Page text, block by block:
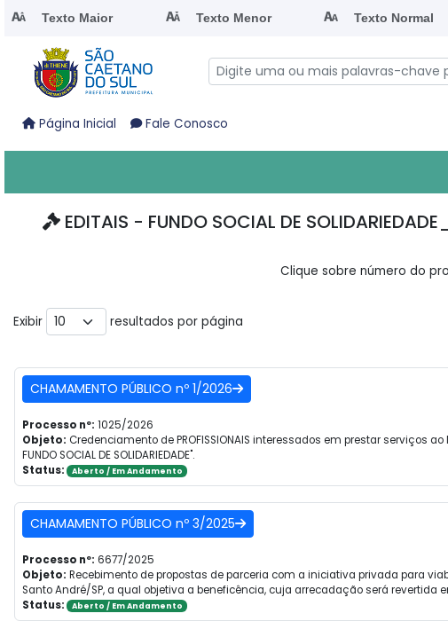
Texto Maior Texto Menor Texto Normal
Página Inicial Fale Conosco
EDITAIS - FUNDO SOCIAL DE
Clique sobre número do
Exibir resultados por página
CHAMAMENTO PÚBLICO nº 1/2026
Processo nº: 1025/2026
Objeto: Credenciamento de PROFISSIONAIS interessados em prestar serviços
FUNDO SOCIAL DE SOLIDARIEDADE".
Status:
Aberto / Em Andamento
CHAMAMENTO PÚBLICO nº 3/2025
Processo nº: 6677/2025
Objeto: Recebimento de propostas de parceria com a iniciativa privada para
Santo André/SP, a qual objetiva a beneficência, cuja arrecadação será
Status:
Aberto / Em Andamento